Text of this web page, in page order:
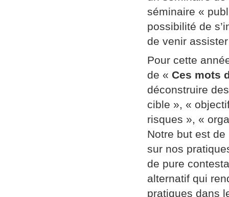
séminaire «
possibilité de
de venir
Pour cette
de « Ces mots
déconstruire
cible », «
risques », «
Notre but est de
sur nos
de pure
alternatif qui
pratiques dans